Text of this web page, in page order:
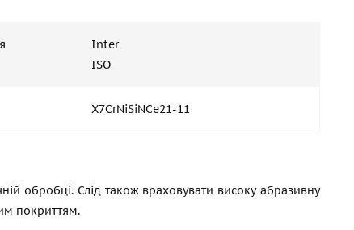
Inter
ISO
X7CrNiSiNCe21-11
обробці. Слід також враховувати високу абразивну
покриттям.